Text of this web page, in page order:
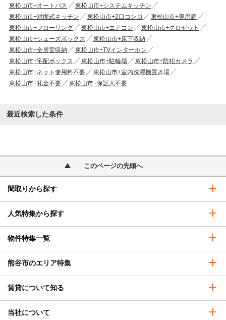
東松山市+オートバス
東松山市+システムキッチン
東松山市+対面式キッチン
東松山市+2口コンロ
東松山市+専用庭
東松山市+フローリング
東松山市+エアコン
東松山市+クロゼット
東松山市+シューズボックス
東松山市+床下収納
東松山市+全居室収納
東松山市+TVインターホン
東松山市+宅配ボックス
東松山市+駐輪場
東松山市+防犯カメラ
東松山市+ネット使用料不要
東松山市+室内洗濯機置き場
東松山市+礼金不要
東松山市+保証人不要
最近検索した条件
このページの先頭へ
間取りから探す
人気特集から探す
物件特集一覧
熊谷市のエリア特集
賃貸について知る
当社について